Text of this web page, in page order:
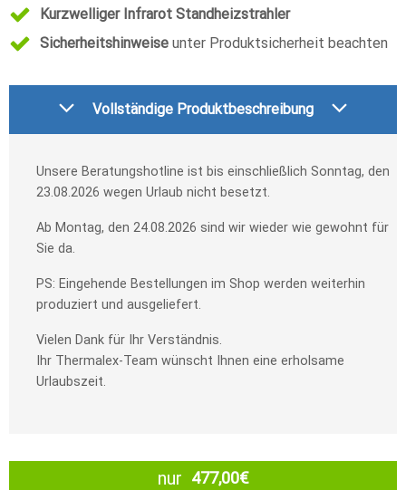
nur 477,00€
Kurzwelliger Infrarot Standheizstrahler
Sicherheitshinweise unter Produktsicherheit beachten
Vollständige Produktbeschreibung
Unsere Beratungshotline ist bis einschließlich Sonntag, den
23.08.2026 wegen Urlaub nicht besetzt.
Ab Montag, den 24.08.2026 sind wir wieder wie gewohnt für
Sie da.
PS: Eingehende Bestellungen im Shop werden weiterhin
produziert und ausgeliefert.
Vielen Dank für Ihr Verständnis.
Ihr Thermalex-Team wünscht Ihnen eine erholsame
Urlaubszeit.